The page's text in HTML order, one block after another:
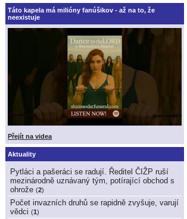
Táto kapela má milióny fanúšikov - až na to, že
neexistuje
Přejít na videa
Aktuality
Pytláci a pašeráci se radují. Ředitel ČIŽP ruší
mezinárodně uznávaný tým, potírající obchod s
ohrože (2)
Počet invazních druhů se rapidně zvyšuje, varují
vědci (1)